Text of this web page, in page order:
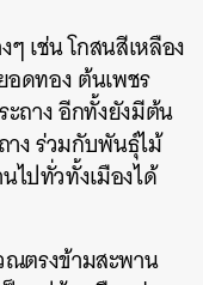
เช่น โกสนสีเหลือง
อดทอง ต้นเพชร
ถาง อีกทั้งยังมีต้น
าง ร่วมกับพันธุ์ไม้
ไปทั่วทั้งเมืองได้
ตรงข้ามสะพาน